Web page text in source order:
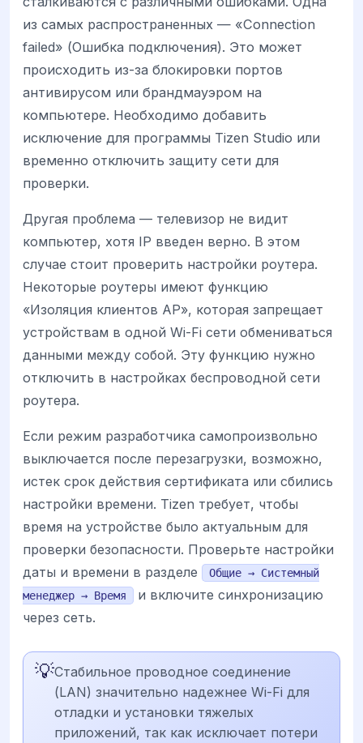
из самых распространенных — «Connection
failed» (Ошибка подключения). Это может
происходить из-за блокировки портов
антивирусом или брандмауэром на
компьютере. Необходимо добавить
исключение для программы Tizen Studio или
временно отключить защиту сети для
проверки.
Другая проблема — телевизор не видит
компьютер, хотя IP введен верно. В этом
случае стоит проверить настройки роутера.
Некоторые роутеры имеют функцию
«Изоляция клиентов AP», которая запрещает
устройствам в одной Wi-Fi сети обмениваться
данными между собой. Эту функцию нужно
отключить в настройках беспроводной сети
роутера.
Если режим разработчика самопроизвольно
выключается после перезагрузки, возможно,
истек срок действия сертификата или сбились
настройки времени. Tizen требует, чтобы
время на устройстве было актуальным для
проверки безопасности. Проверьте настройки
даты и времени в разделе
Общие → Системный
менеджер → Время
и включите синхронизацию
через сеть.
💡Стабильное проводное соединение
(LAN) значительно надежнее Wi-Fi для
отладки и установки тяжелых
приложений, так как исключает потери